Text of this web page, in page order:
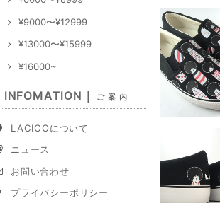
¥9000〜¥12999
¥13000〜¥15999
¥16000~
INFOMATION｜ ご 案 内
LACICOについて
ニュース
お問い合わせ
プライバシーポリシー